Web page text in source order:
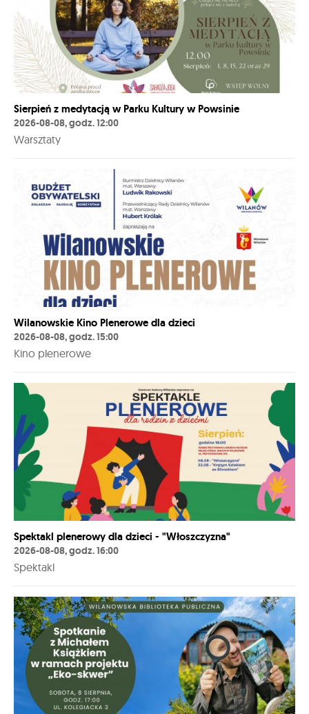
Sierpień z medytacją w Parku Kultury w Powsinie
2026-08-08, godz. 12:00
Warsztaty
Wilanowskie Kino Plenerowe dla dzieci
2026-08-08, godz. 15:00
Kino plenerowe
Spektakl plenerowy dla dzieci - "Włoszczyzna"
2026-08-08, godz. 16:00
Spektakl